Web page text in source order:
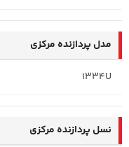
مدل پردازنده مرکزی
1334U
نسل پردازنده مرکزی